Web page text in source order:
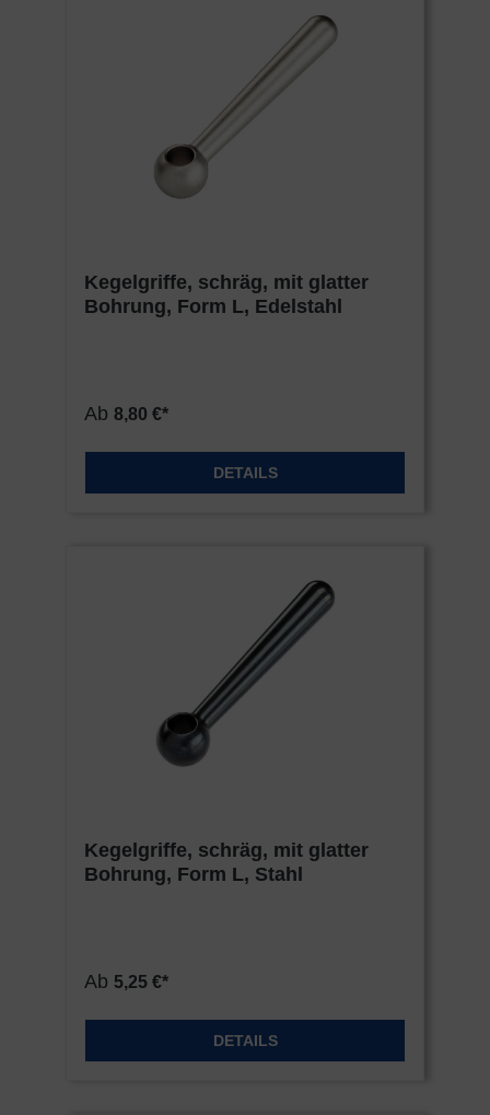
Kegelgriffe, schräg, mit glatter
Bohrung, Form L, Edelstahl
Ab 8,80 €*
DETAILS
Kegelgriffe, schräg, mit glatter
Bohrung, Form L, Stahl
Ab 5,25 €*
DETAILS